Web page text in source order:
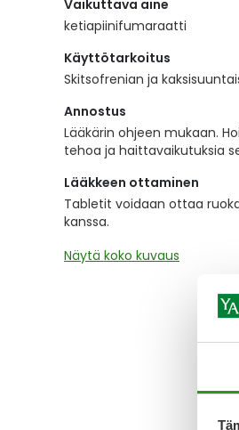
the
images
Vaikuttava aine
ketiapiinifumaraatti
Käyttötarkoitus
Skitsofrenian ja
Annostus
Lääkärin ohjeen mukaan.
tehoa ja haittavaikutuksia
Lääkkeen ottaminen
Tabletit voidaan ottaa
kanssa.
Näytä koko kuvaus